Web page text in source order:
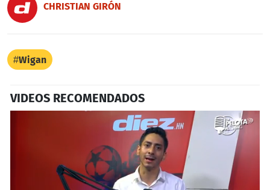
CHRISTIAN GIRÓN
Wigan
VIDEOS RECOMENDADOS